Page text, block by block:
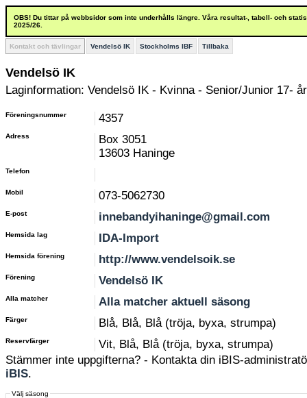
OBS! Du tittar på webbsidor som inte underhålls längre. Våra resultat-, tabell- och
2025/26.
Kontakt och tävlingar Vendelsö IK Stockholms IBF Tillbaka
Vendelsö IK
Laginformation: Vendelsö IK - Kvinna - Senior/Junior 17- år
Föreningsnummer 4357
Adress
Box 3051
13603 Haninge
Telefon
Mobil 073-5062730
E-post innebandyihaninge@gmail.com
Hemsida lag IDA-Import
Hemsida förening http://www.vendelsoik.se
Förening Vendelsö IK
Alla matcher Alla matcher aktuell säsong
Färger Blå, Blå, Blå (tröja, byxa, strumpa)
Reservfärger
Vit, Blå, Blå (tröja, byxa, strumpa)
Stämmer inte uppgifterna? - Kontakta din iBIS-
iBIS.
Välj säsong